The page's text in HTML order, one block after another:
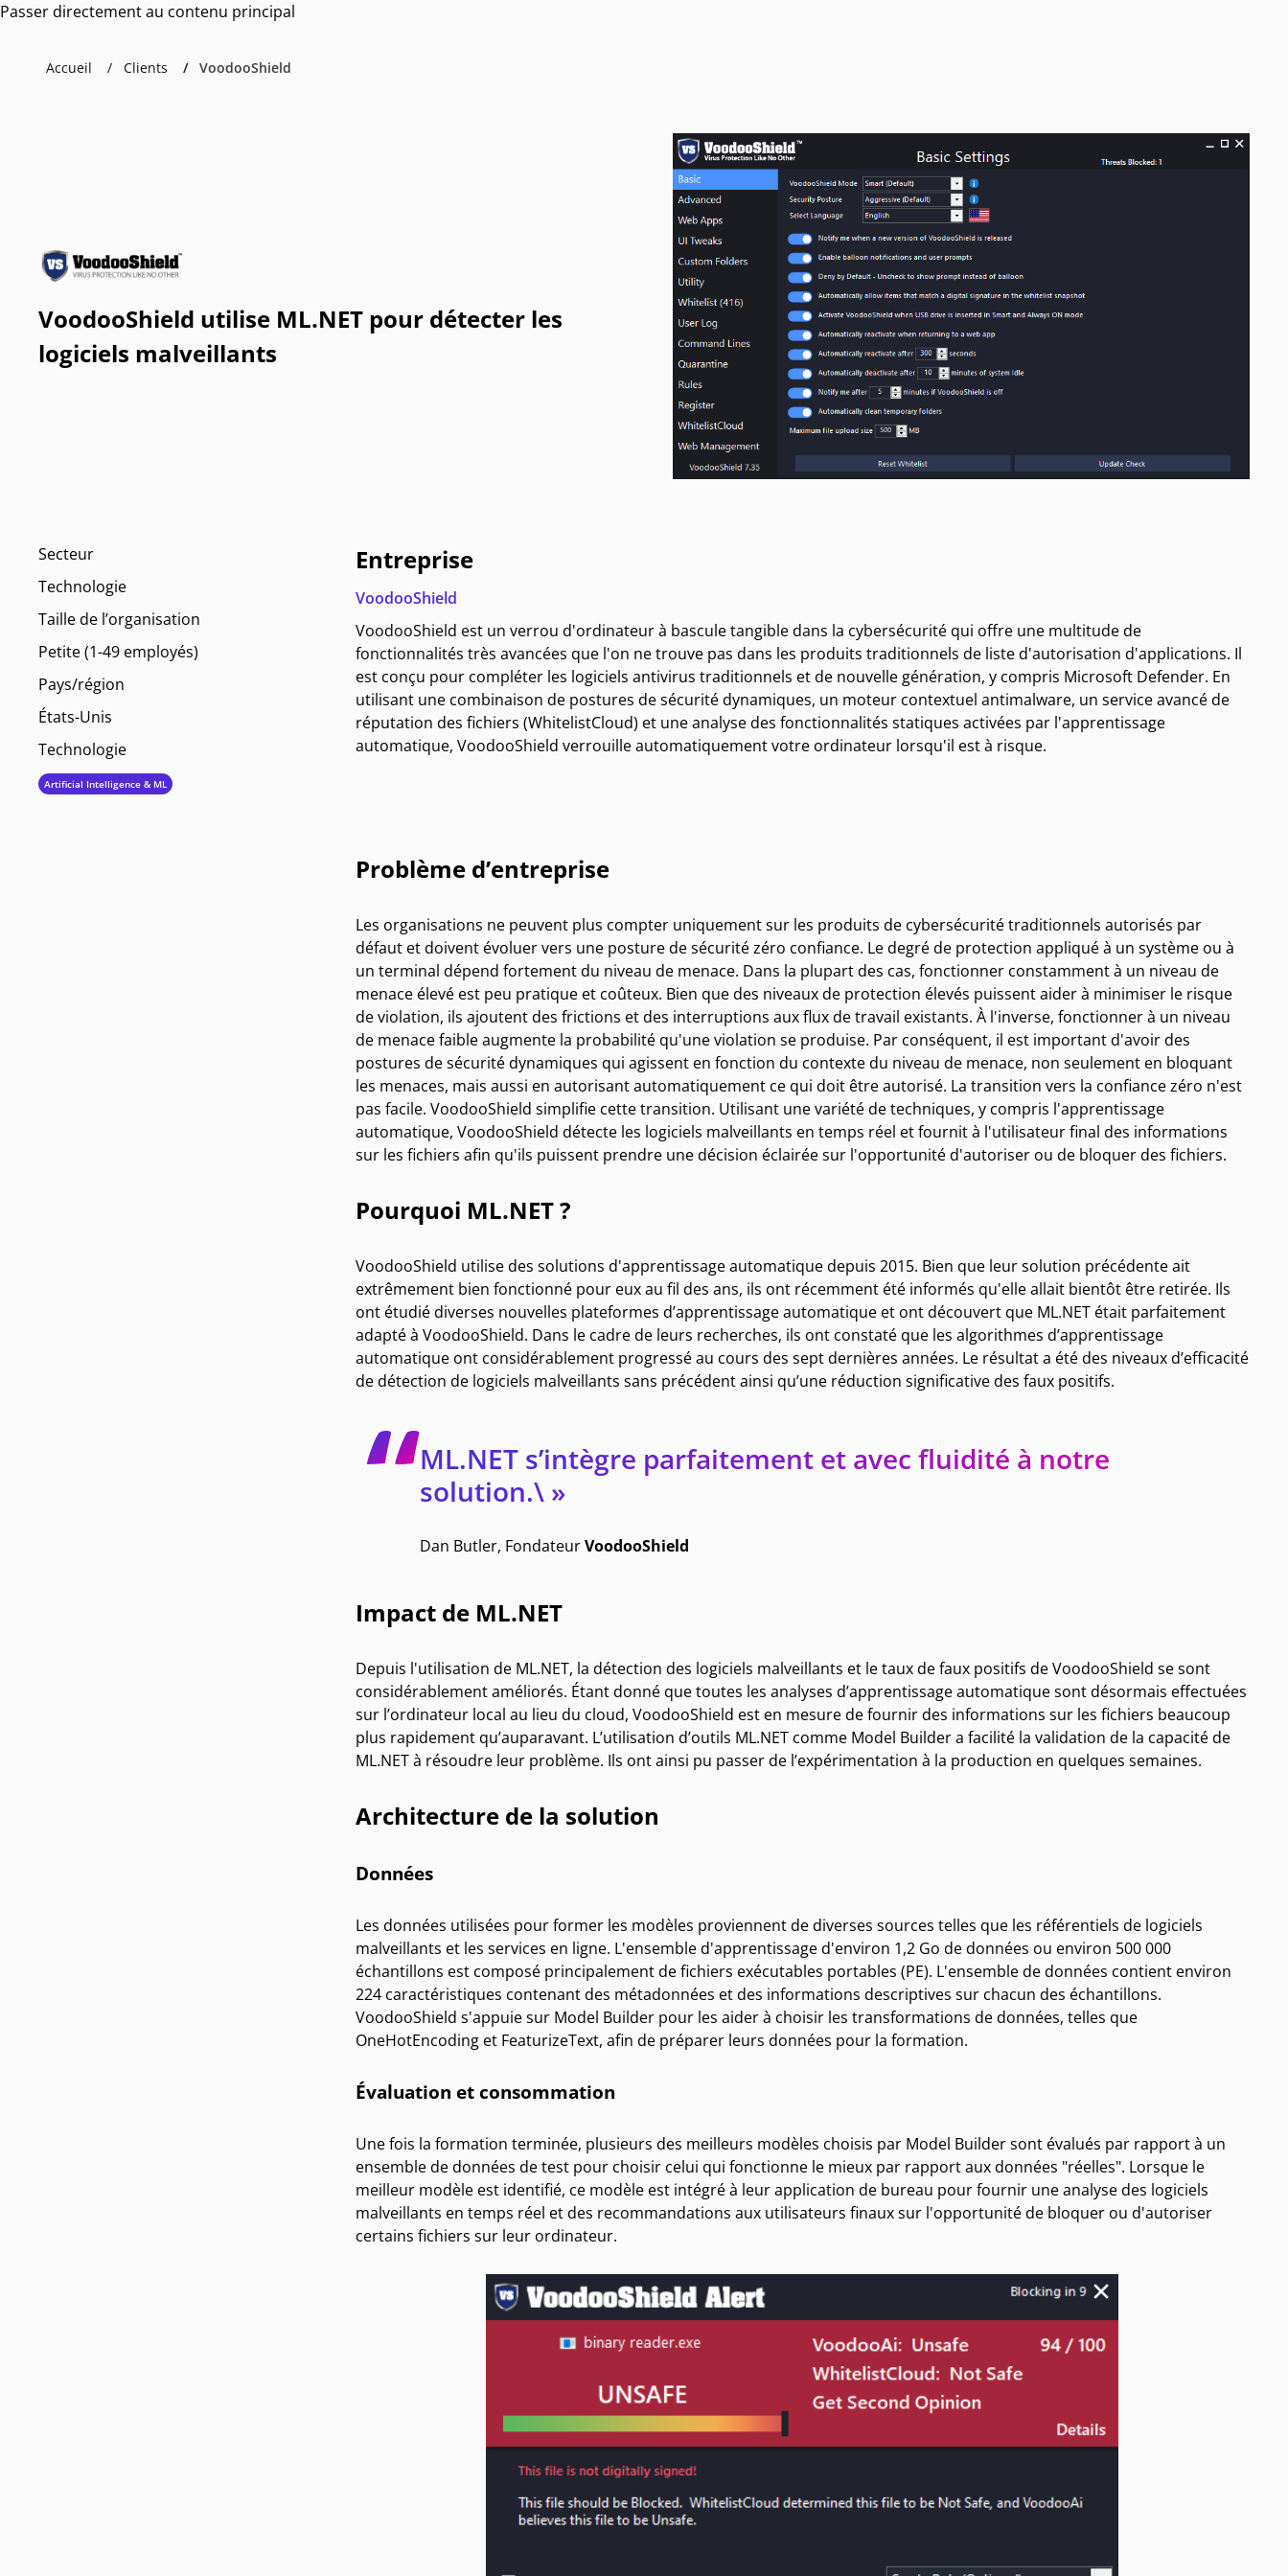
Passer directement au contenu principal
Accueil Clients VoodooShield
VoodooShield utilise ML.NET pour détecter les
logiciels malveillants
Secteur
Technologie
Taille de l’organisation
Petite (1-49 employés)
Pays/région
États-Unis
Technologie
Artificial Intelligence & ML
Entreprise
VoodooShield
VoodooShield est un verrou d'ordinateur à bascule tangible dans la cybersécurité qui offre une multitude de
fonctionnalités très avancées que l'on ne trouve pas dans les produits traditionnels de liste d'autorisation d'applications. Il
est conçu pour compléter les logiciels antivirus traditionnels et de nouvelle génération, y compris Microsoft Defender. En
utilisant une combinaison de postures de sécurité dynamiques, un moteur contextuel antimalware, un service avancé de
réputation des fichiers (WhitelistCloud) et une analyse des fonctionnalités statiques activées par l'apprentissage
automatique, VoodooShield verrouille automatiquement votre ordinateur lorsqu'il est à risque.
Problème d’entreprise
Les organisations ne peuvent plus compter uniquement sur les produits de cybersécurité traditionnels autorisés par
défaut et doivent évoluer vers une posture de sécurité zéro confiance. Le degré de protection appliqué à un système ou à
un terminal dépend fortement du niveau de menace. Dans la plupart des cas, fonctionner constamment à un niveau de
menace élevé est peu pratique et coûteux. Bien que des niveaux de protection élevés puissent aider à minimiser le risque
de violation, ils ajoutent des frictions et des interruptions aux flux de travail existants. À l'inverse, fonctionner à un niveau
de menace faible augmente la probabilité qu'une violation se produise. Par conséquent, il est important d'avoir des
postures de sécurité dynamiques qui agissent en fonction du contexte du niveau de menace, non seulement en bloquant
les menaces, mais aussi en autorisant automatiquement ce qui doit être autorisé. La transition vers la confiance zéro n'est
pas facile. VoodooShield simplifie cette transition. Utilisant une variété de techniques, y compris l'apprentissage
automatique, VoodooShield détecte les logiciels malveillants en temps réel et fournit à l'utilisateur final des informations
sur les fichiers afin qu'ils puissent prendre une décision éclairée sur l'opportunité d'autoriser ou de bloquer des fichiers.
Pourquoi ML.NET ?
VoodooShield utilise des solutions d'apprentissage automatique depuis 2015. Bien que leur solution précédente ait
extrêmement bien fonctionné pour eux au fil des ans, ils ont récemment été informés qu'elle allait bientôt être retirée. Ils
ont étudié diverses nouvelles plateformes d’apprentissage automatique et ont découvert que ML.NETétait parfaitement
adapté à VoodooShield. Dans le cadre de leurs recherches, ils ont constaté que les algorithmes d’apprentissage
automatique ont considérablement progressé au cours des sept dernières années. Le résultat a été des niveaux d’efficacité
de détection de logiciels malveillants sans précédent ainsi qu’une réduction significative des faux positifs.
ML.NET s’intègre parfaitement et avec fluidité à notre
solution.\ »
Dan Butler, FondateurVoodooShield
Impact de ML.NET
Depuis l'utilisation de ML.NET, la détection des logiciels malveillants et le taux de faux positifs de VoodooShield se sont
considérablement améliorés. Étant donné que toutes les analyses d’apprentissage automatique sont désormais effectuées
sur l’ordinateur local au lieu du cloud, VoodooShield est en mesure de fournir des informations sur les fichiers beaucoup
plus rapidement qu’auparavant. L’utilisation d’outils ML.NET comme Model Buildera facilité la validation de la capacité de
ML.NET à résoudre leur problème. Ils ont ainsi pu passer de l’expérimentation à la production en quelques semaines.
Architecture de la solution
Données
Les données utilisées pour former les modèles proviennent de diverses sources telles que les référentiels de logiciels
malveillants et les services en ligne. L'ensemble d'apprentissage d'environ 1,2 Go de données ou environ 500 000
échantillons est composé principalement de fichiers exécutables portables (PE). L'ensemble de données contient environ
224 caractéristiques contenant des métadonnées et des informations descriptives sur chacun des échantillons.
VoodooShield s'appuie sur Model Builder pour les aider à choisir les transformations de données, telles que
OneHotEncoding et FeaturizeText, afin de préparer leurs données pour la formation.
Évaluation et consommation
Une fois la formation terminée, plusieurs des meilleurs modèles choisis par Model Builder sont évalués par rapport à un
ensemble de données de test pour choisir celui qui fonctionne le mieux par rapport aux données "réelles". Lorsque le
meilleur modèle est identifié, ce modèle est intégré à leur application de bureau pour fournir une analyse des logiciels
malveillants en temps réel et des recommandations aux utilisateurs finaux sur l'opportunité de bloquer ou d'autoriser
certains fichiers sur leur ordinateur.